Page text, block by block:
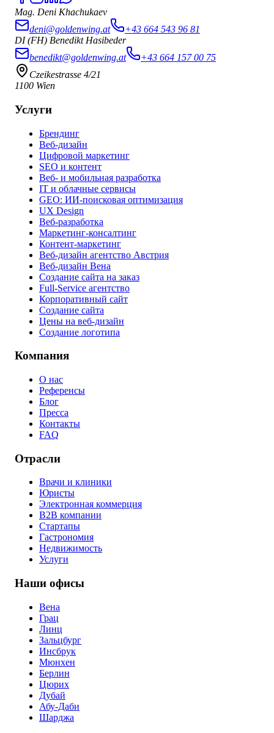
Mag. Deni Khachukaev
deni@goldenwing.at
+43 664 543 96 81
DI (FH) Benedikt Hasibeder
benedikt@goldenwing.at
+43 664 157 00 75
Czeikestrasse 4/21
1100 Wien
Услуги
Брендинг
Веб-дизайн
Цифровой маркетинг
SEO и контент
Веб- и мобильная разработка
IT и облачные сервисы
GEO: ИИ-поисковая оптимизация
UX Design
Веб-разработка
Маркетинг-консалтинг
Контент-маркетинг
Веб-дизайн агентство Австрия
Веб-дизайн Вена
Создание сайта на заказ
Full-Service агентство
Корпоративный сайт
Создание сайта
Цены на веб-дизайн
Создание логотипа
Компания
О нас
Референсы
Блог
Пресса
Контакты
FAQ
Отрасли
Врачи и клиники
Юристы
Электронная коммерция
B2B компании
Стартапы
Гастрономия
Недвижимость
Услуги
Наши офисы
Вена
Грац
Линц
Зальцбург
Инсбрук
Мюнхен
Берлин
Цюрих
Дубай
Абу-Даби
Шарджа